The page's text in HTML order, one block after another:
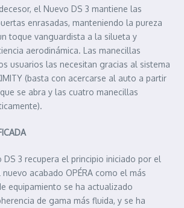
el Nuevo DS 3 mantiene las
enrasadas, manteniendo la pureza
toque vanguardista a la silueta y
aerodinámica. Las manecillas
usuarios las necesitan gracias al sistema
(basta con acercarse al auto a partir
se abra y las cuatro manecillas
DS 3 recupera el principio iniciado por el
acabado OPÉRA como el más
equipamiento se ha actualizado
de gama más fluida, y se ha